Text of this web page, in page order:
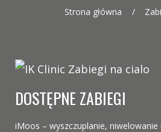
Strona główna
DOSTĘPNE ZABIEGI
iMoos – wyszczuplanie, niwelowanie